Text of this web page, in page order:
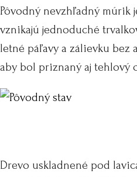
Pôvodný nevzhľadný múrik
vznikajú jednoduché
letné páľavy a zálievku bez
aby bol priznaný aj tehlový
Drevo uskladnené pod